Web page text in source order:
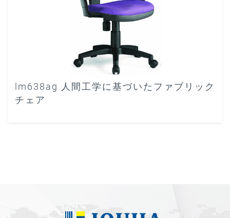
lm638ag 人間工学に基づいたファブリック
チェア